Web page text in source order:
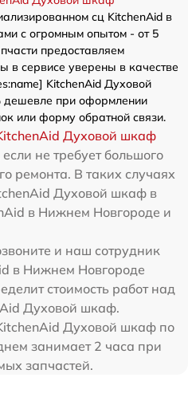
сц KitchenAid в
с огромным опытом - от 5
предоставляем
сервисе уверены в качестве
KitchenAid Духовой
дешевле при оформлении
или форму обратной связи.
Духовой шкаф
не требует большого
ремонта. В таких случаях
Духовой шкаф в
в Нижнем Новгороде и
и наш сотрудник
в Нижнем Новгороде
стоимость работ над
Духовой шкаф.
Духовой шкаф по
занимает 2 часа при
запчастей.